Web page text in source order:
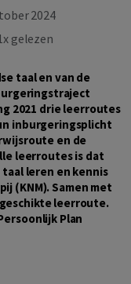
2024
gelezen
taal en van de
2021 drie leerroutes
inburgeringsplicht
en de
leerroutes is dat
leren en kennis
(KNM). Samen met
leerroute.
Plan